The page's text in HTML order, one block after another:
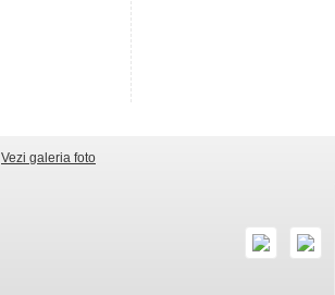
Vezi galeria foto